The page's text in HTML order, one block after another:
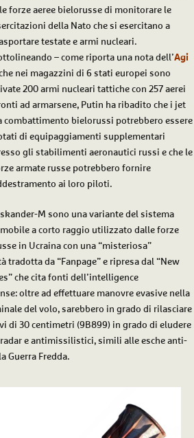
forze aeree bielorusse di monitorare le
della Nato che si esercitano a
testate e armi nucleari.
– come riporta una nota dell’Agi
nei magazzini di 6 stati europei sono
200 armi nucleari tattiche con 257 aerei
ad armarsene, Putin ha ribadito che i jet
combattimento bielorussi potrebbero essere
di equipaggiamenti supplementari
gli stabilimenti aeronautici russi e che le
armate russe potrebbero fornire
ai loro piloti.
M sono una variante del sistema
a corto raggio utilizzato dalle forze
in Ucraina con una “misteriosa”
tradotta da “Fanpage” e ripresa dal “New
che cita fonti dell’intelligence
oltre ad effettuare manovre evasive nella
del volo, sarebbero in grado di rilasciare
di 30 centimetri (9B899) in grado di eludere
e antimissilistici, simili alle esche anti-
Guerra Fredda.